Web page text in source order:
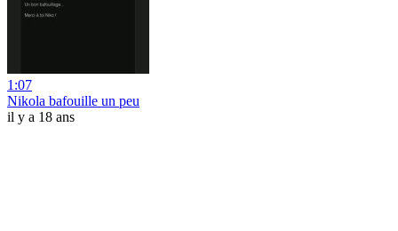
1:07
Nikola bafouille un peu
il y a 18 ans